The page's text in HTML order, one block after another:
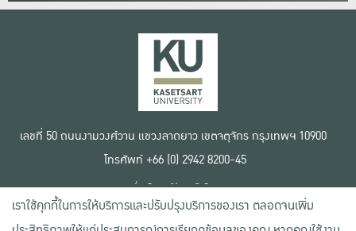
เลขที่ 50 ถนนงามวงศ์วาน แขวงลาดยาว เขตจตุจักร กรุงเทพฯ 10900
โทรศัพท์ +66 (0) 2942 8200-45
เงื่อนไขการใช้งานเว็บไซต์
ข้อตกลงด้านสิทธิ์ใช้งาน
นโยบายความเป็นส่วนตัว
เราใช้คุกกี้ในการให้บริการและปรับปรุงบริการของเรา ตลอดจนเพิ่ม